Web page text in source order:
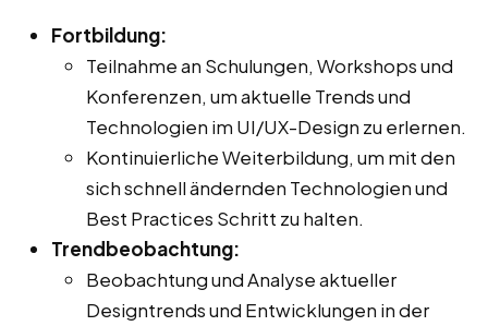
Fortbildung:
Teilnahme an Schulungen, Workshops und
Konferenzen, um aktuelle Trends und
Technologien im UI/UX-Design zu erlernen.
Kontinuierliche Weiterbildung, um mit den
sich schnell ändernden Technologien und
Best Practices Schritt zu halten.
Trendbeobachtung:
Beobachtung und Analyse aktueller
Designtrends und Entwicklungen in der